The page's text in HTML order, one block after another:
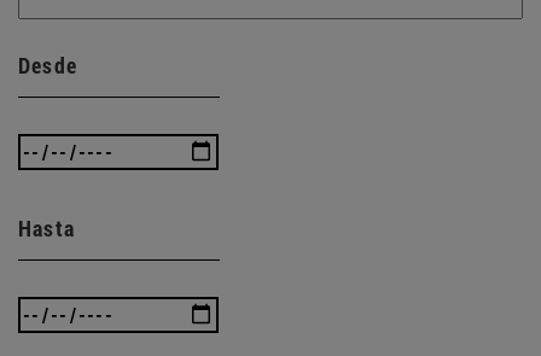
Desde
Hasta